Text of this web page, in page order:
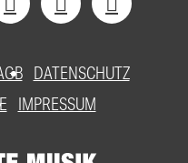
DATENSCHUTZ
IMPRESSUM